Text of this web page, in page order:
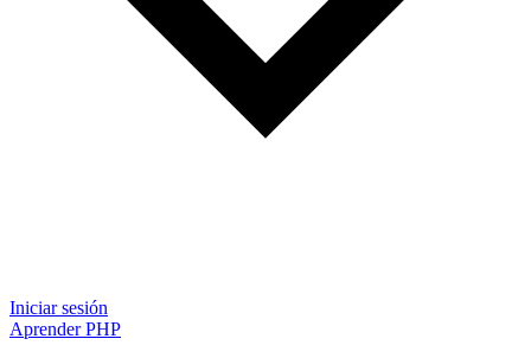
Iniciar sesión
Aprender PHP